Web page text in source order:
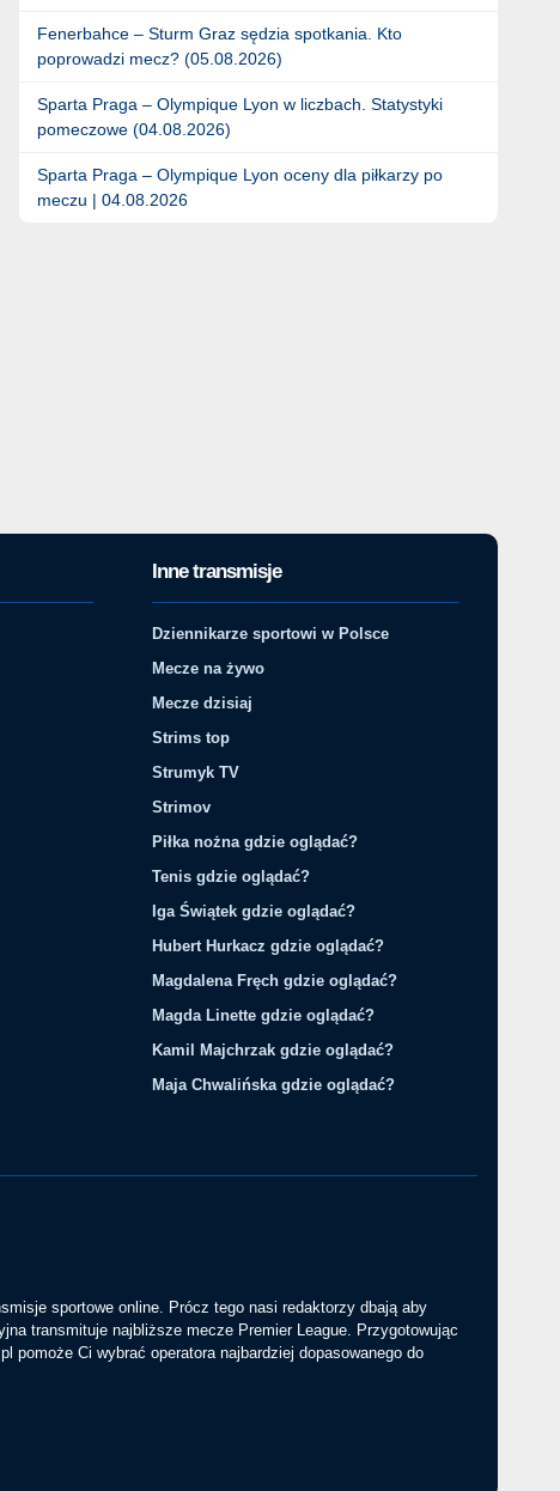
Fenerbahce – Sturm Graz sędzia spotkania. Kto
poprowadzi mecz? (05.08.2026)
Sparta Praga – Olympique Lyon w liczbach. Statystyki
pomeczowe (04.08.2026)
Sparta Praga – Olympique Lyon oceny dla piłkarzy po
meczu | 04.08.2026
Inne transmisje
Dziennikarze sportowi w Polsce
Mecze na żywo
Mecze dzisiaj
Strims top
Strumyk TV
Strimov
Piłka nożna gdzie oglądać?
Tenis gdzie oglądać?
Iga Świątek gdzie oglądać?
Hubert Hurkacz gdzie oglądać?
Magdalena Fręch gdzie oglądać?
Magda Linette gdzie oglądać?
Kamil Majchrzak gdzie oglądać?
Maja Chwalińska gdzie oglądać?
sportowe online. Prócz tego nasi redaktorzy dbają aby
transmituje najbliższe mecze Premier League. Przygotowując
Ci wybrać operatora najbardziej dopasowanego do